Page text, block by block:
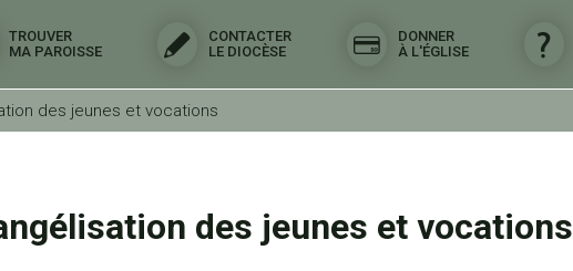
TROUVER
MA PAROISSE
CONTACTER
LE DIOCÈSE
DONNER
À L'ÉGLISE
des jeunes et vocations
des jeunes et vocations